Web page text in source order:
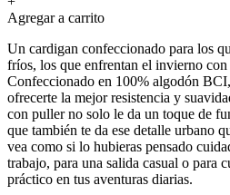
Agregar a carrito
Un cardigan confeccionado para los
fríos, los que enfrentan el invierno
Confeccionado en 100% algodón
ofrecerte la mejor resistencia y
con puller no solo le da un toque de
que también te da ese detalle urbano
vea como si lo hubieras pensado
trabajo, para una salida casual o para
práctico en tus aventuras diarias.